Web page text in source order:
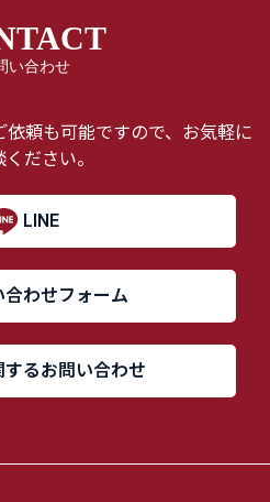
い合わせ
頼も可能ですので、お気軽に
ださい。
LINE
合わせフォーム
するお問い合わせ